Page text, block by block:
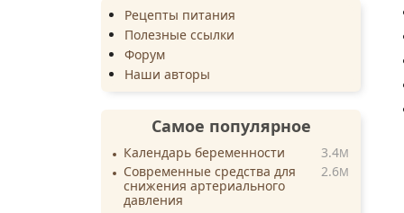
Рецепты питания
Полезные ссылки
Форум
Наши авторы
Самое популярное
Календарь беременности 3.4M
Современные средства для
снижения артериального
давления
2.6M